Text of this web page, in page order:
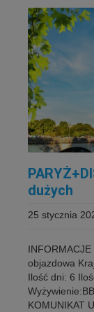
dużych
25 stycznia
objazdowa
Ilość dni: 6
KOMUNIKAT